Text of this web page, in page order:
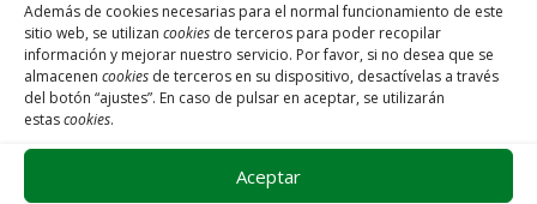
Además de cookies necesarias para el normal funcionamiento de este
sitio web, se utilizan cookies de terceros para poder recopilar
información y mejorar nuestro servicio. Por favor, si no desea que se
almacenen cookies de terceros en su dispositivo, desactívelas a través
del botón “ajustes”. En caso de pulsar en aceptar, se utilizarán
estascookies.
Aceptar
Buscar:
Archivos